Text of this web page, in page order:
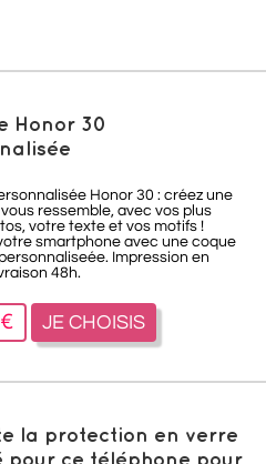
Honor 30
Honor 30 : créez une
ressemble, avec vos plus
votre texte et vos motifs !
smartphone avec une coque
Impression en
48h.
JE CHOISIS
la protection en verre
pour ce téléphone pour